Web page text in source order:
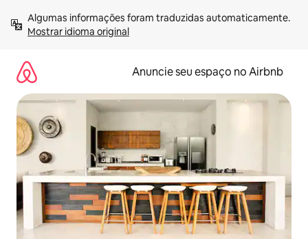
para
Mostrar idioma original
Anuncie seu espaço no Airbnb